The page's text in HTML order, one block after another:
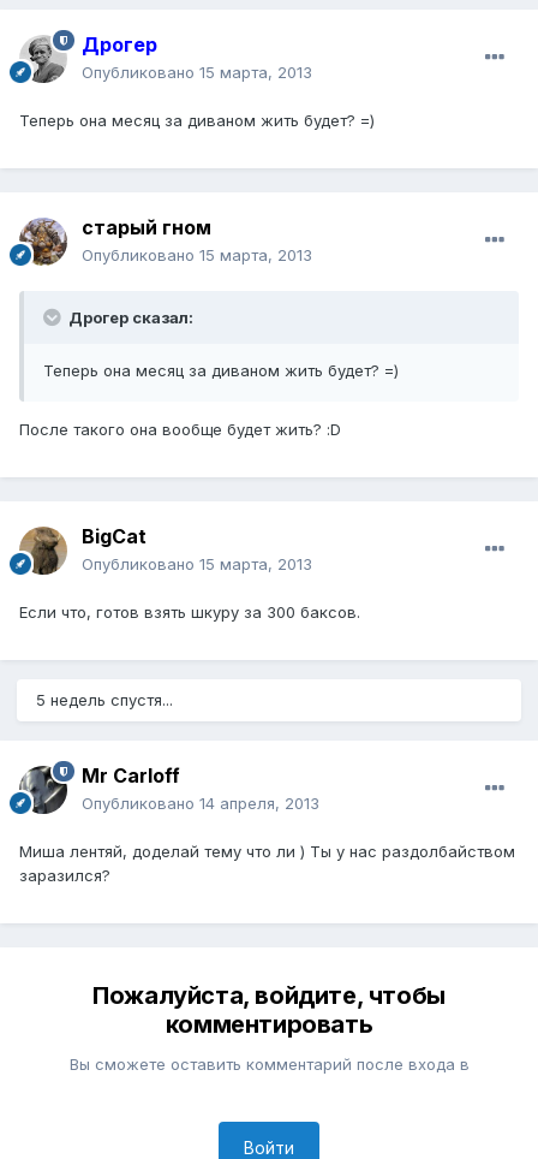
Дрогер
Опубликовано 15 марта, 2013
Теперь она месяц за диваном жить будет? =)
старый гном
Опубликовано 15 марта, 2013
Дрогер сказал:
Теперь она месяц за диваном жить будет? =)
После такого она вообще будет жить? :D
BigCat
Опубликовано 15 марта, 2013
Если что, готов взять шкуру за 300 баксов.
5 недель спустя...
Mr Carloff
Опубликовано 14 апреля, 2013
Миша лентяй, доделай тему что ли ) Ты у нас раздолбайством
заразился?
Пожалуйста, войдите, чтобы
комментировать
Вы сможете оставить комментарий после входа в
Войти